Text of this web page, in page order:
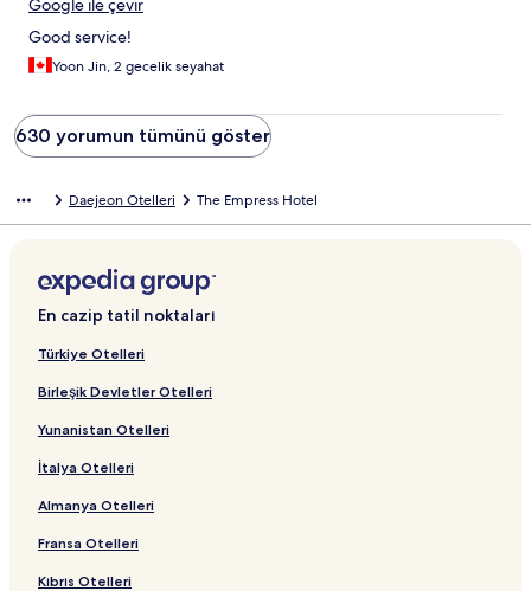
Google ile çevir
Good service!
Yoon Jin, 2 gecelik seyahat
630 yorumun tümünü göster
Daejeon Otelleri The Empress Hotel
En cazip tatil noktaları
Türkiye Otelleri
Birleşik Devletler Otelleri
Yunanistan Otelleri
İtalya Otelleri
Almanya Otelleri
Fransa Otelleri
Kıbrıs Otelleri